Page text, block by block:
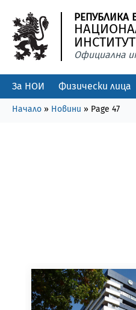
РЕПУБЛИКА
ИНСТИТУТ
Официална
За НОИ Физически лица
Начало » Новини » Page 47